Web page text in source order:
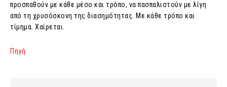
προσπαθούν με κάθε μέσο και τρόπο, να πασπαλιστούν με λίγη
από τη χρυσόσκονη της διασημότητας. Με κάθε τρόπο και
τίμημα. Χαίρεται.
Πηγή